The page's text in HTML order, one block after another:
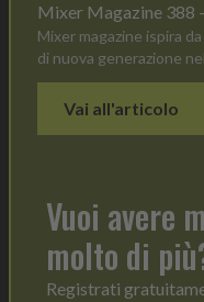
Mixer Magazine 388
Mixer magazine ispira
di nuova generazione
Vai all'articolo
Vuoi avere
molto di
Registrati